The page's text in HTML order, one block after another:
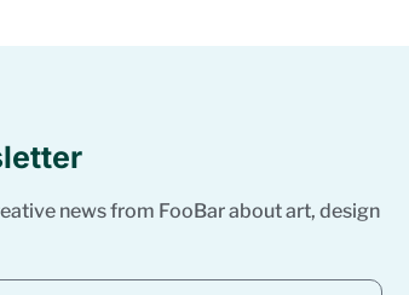
news from FooBar about art, design